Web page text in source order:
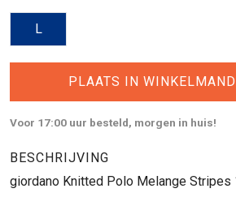
L
PLAATS IN WINKELMAND
Voor 17:00 uur besteld, morgen in huis!
BESCHRIJVING
giordano Knitted Polo Melange Stripes